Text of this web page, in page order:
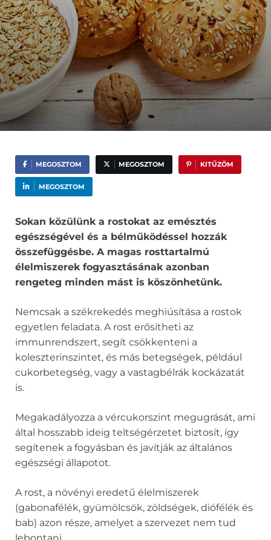
MEGOSZTOM MEGOSZTOM KITŰZÖM
MEGOSZTOM
Sokan közülünk a rostokat az emésztés
egészségével és a bélműködéssel hozzák
összefüggésbe. A magas rosttartalmú
élelmiszerek fogyasztásának azonban
rengeteg minden mást is köszönhetünk.
Nemcsak a székrekedés meghiúsítása a rostok
egyetlen feladata. A rost erősítheti az
immunrendszert, segít csökkenteni a
koleszterinszintet, és más betegségek, például
cukorbetegség, vagy a vastagbélrák kockázatát
is.
Megakadályozza a vércukorszint megugrását, ami
által hosszabb ideig teltségérzetet biztosít, így
segítenek a fogyásban és javítják az általános
egészségi állapotot.
A rost, a növényi eredetű élelmiszerek
(gabonafélék, gyümölcsök, zöldségek, diófélék és
bab) azon része, amelyet a szervezet nem tud